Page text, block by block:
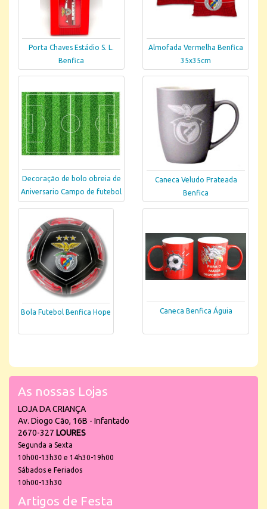
Porta Chaves Estádio S. L.
Benfica
Almofada Vermelha Benfica
35x35cm
Decoração de bolo obreia de
Aniversario Campo de futebol
Caneca Veludo Prateada
Benfica
Bola Futebol Benfica Hope Caneca Benfica Águia
As nossas Lojas
LOJA DA CRIANÇA
Av. Diogo Cão, 16B - Infantado
2670-327 LOURES
Segunda a Sexta
10h00-13h30 e 14h30-19h00
Sábados e Feriados
10h00-13h30
Artigos de Festa